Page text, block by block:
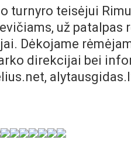
turnyro teisėjui
už patalpas
Dėkojame
direkcijai bei